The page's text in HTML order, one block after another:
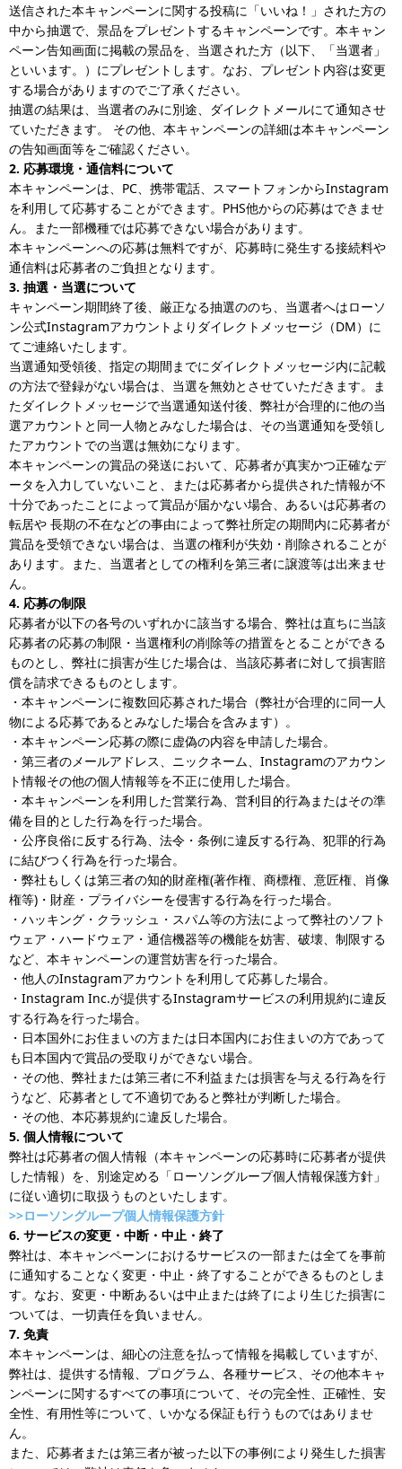
送信された本キャンペーンに関する投稿に「いいね！」された方の
中から抽選で、景品をプレゼントするキャンペーンです。本キャン
ペーン告知画面に掲載の景品を、当選された方（以下、「当選者」
といいます。）にプレゼントします。なお、プレゼント内容は変更
する場合がありますのでご了承ください。
抽選の結果は、当選者のみに別途、ダイレクトメールにて通知させ
ていただきます。 その他、本キャンペーンの詳細は本キャンペーン
の告知画面等をご確認ください。
2. 応募環境・通信料について
本キャンペーンは、PC、携帯電話、スマートフォンからInstagram
を利用して応募することができます。PHS他からの応募はできませ
ん。また一部機種では応募できない場合があります。
本キャンペーンへの応募は無料ですが、応募時に発生する接続料や
通信料は応募者のご負担となります。
3. 抽選・当選について
キャンペーン期間終了後、厳正なる抽選ののち、当選者へはローソ
ン公式Instagramアカウントよりダイレクトメッセージ（DM）に
てご連絡いたします。
当選通知受領後、指定の期間までにダイレクトメッセージ内に記載
の方法で登録がない場合は、当選を無効とさせていただきます。ま
たダイレクトメッセージで当選通知送付後、弊社が合理的に他の当
選アカウントと同一人物とみなした場合は、その当選通知を受領し
たアカウントでの当選は無効になります。
本キャンペーンの賞品の発送において、応募者が真実かつ正確なデ
ータを入力していないこと、または応募者から提供された情報が不
十分であったことによって賞品が届かない場合、あるいは応募者の
転居や 長期の不在などの事由によって弊社所定の期間内に応募者が
賞品を受領できない場合は、当選の権利が失効・削除されることが
あります。また、当選者としての権利を第三者に譲渡等は出来ませ
ん。
4. 応募の制限
応募者が以下の各号のいずれかに該当する場合、弊社は直ちに当該
応募者の応募の制限・当選権利の削除等の措置をとることができる
ものとし、弊社に損害が生じた場合は、当該応募者に対して損害賠
償を請求できるものとします。
・本キャンペーンに複数回応募された場合（弊社が合理的に同一人
物による応募であるとみなした場合を含みます）。
・本キャンペーン応募の際に虚偽の内容を申請した場合。
・第三者のメールアドレス、ニックネーム、Instagramのアカウン
ト情報その他の個人情報等を不正に使用した場合。
・本キャンペーンを利用した営業行為、営利目的行為またはその準
備を目的とした行為を行った場合。
・公序良俗に反する行為、法令・条例に違反する行為、犯罪的行為
に結びつく行為を行った場合。
・弊社もしくは第三者の知的財産権(著作権、商標権、意匠権、肖像
権等)・財産・プライバシーを侵害する行為を行った場合。
・ハッキング・クラッシュ・スパム等の方法によって弊社のソフト
ウェア・ハードウェア・通信機器等の機能を妨害、破壊、制限する
など、本キャンペーンの運営妨害を行った場合。
・他人のInstagramアカウントを利用して応募した場合。
・Instagram Inc.が提供するInstagramサービスの利用規約に違反
する行為を行った場合。
・日本国外にお住まいの方または日本国内にお住まいの方であって
も日本国内で賞品の受取りができない場合。
・その他、弊社または第三者に不利益または損害を与える行為を行
うなど、応募者として不適切であると弊社が判断した場合。
・その他、本応募規約に違反した場合。
5. 個人情報について
弊社は応募者の個人情報（本キャンペーンの応募時に応募者が提供
した情報）を、別途定める「ローソングループ個人情報保護方針」
に従い適切に取扱うものといたします。
>>ローソングループ個人情報保護方針
6. サービスの変更・中断・中止・終了
弊社は、本キャンペーンにおけるサービスの一部または全てを事前
に通知することなく変更・中止・終了することができるものとしま
す。なお、変更・中断あるいは中止または終了により生じた損害に
ついては、一切責任を負いません。
7. 免責
本キャンペーンは、細心の注意を払って情報を掲載していますが、
弊社は、提供する情報、プログラム、各種サービス、その他本キャ
ンペーンに関するすべての事項について、その完全性、正確性、安
全性、有用性等について、いかなる保証も行うものではありませ
ん。
また、応募者または第三者が被った以下の事例により発生した損害